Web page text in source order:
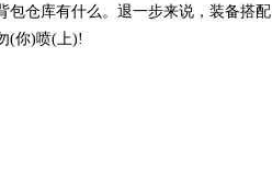
包仓库有什么。退一步来说，装备搭配
(你)喷(上)!